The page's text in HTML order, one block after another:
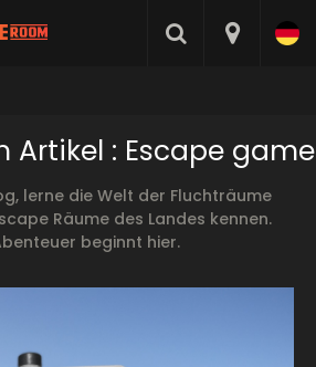
Artikel : Escape game
lerne die Welt der Fluchträume
Räume des Landes kennen.
beginnt hier.